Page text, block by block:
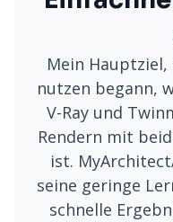
Mein Hauptziel,
nutzen begann,
V-Ray und
Rendern mit
ist.
seine geringe
schnelle